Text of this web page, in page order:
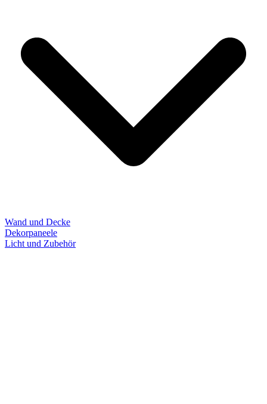
Wand und Decke
Dekorpaneele
Licht und Zubehör